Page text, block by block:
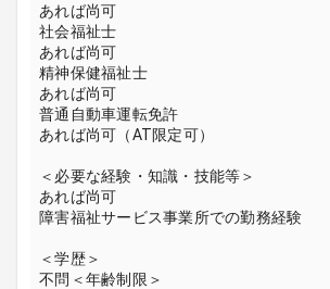
あれば尚可
社会福祉士
あれば尚可
精神保健福祉士
あれば尚可
普通自動車運転免許
あれば尚可（AT限定可）
＜必要な経験・知識・技能等＞
あれば尚可
障害福祉サービス事業所での勤務経験
＜学歴＞
不問＜年齢制限＞